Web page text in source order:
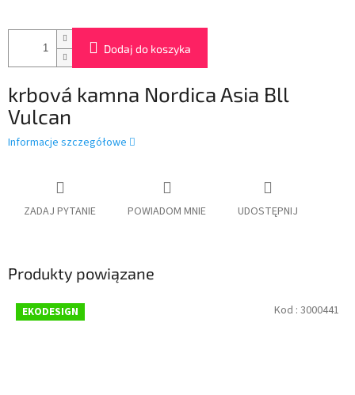
Dodaj do koszyka
krbová kamna Nordica Asia Bll
Vulcan
Informacje szczegółowe
ZADAJ PYTANIE POWIADOM MNIE UDOSTĘPNIJ
Produkty powiązane
EKODESIGN Kod : 3000441